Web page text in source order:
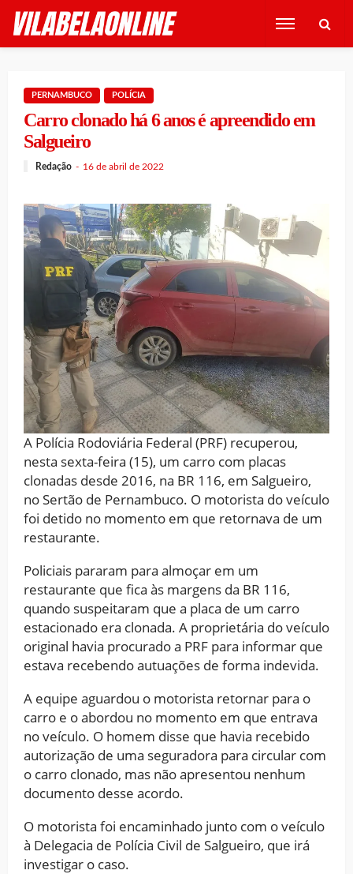
PERNAMBUCO POLÍCIA
Carro clonado há 6 anos é apreendido em
Salgueiro
Redação 16 de abril de 2022
A Polícia Rodoviária Federal (PRF) recuperou,
nesta sexta-feira (15), um carro com placas
clonadas desde 2016, na BR 116, em Salgueiro,
no Sertão de Pernambuco. O motorista do veículo
foi detido no momento em que retornava de um
restaurante.
Policiais pararam para almoçar em um
restaurante que fica às margens da BR 116,
quando suspeitaram que a placa de um carro
estacionado era clonada. A proprietária do veículo
original havia procurado a PRF para informar que
estava recebendo autuações de forma indevida.
A equipe aguardou o motorista retornar para o
carro e o abordou no momento em que entrava
no veículo. O homem disse que havia recebido
autorização de uma seguradora para circular com
o carro clonado, mas não apresentou nenhum
documento desse acordo.
O motorista foi encaminhado junto com o veículo
à Delegacia de Polícia Civil de Salgueiro, que irá
investigar o caso.